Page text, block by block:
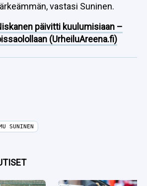
vastasi Suninen.
päivitti kuulumisiaan –
(UrheiluAreena.fi)
SUNINEN